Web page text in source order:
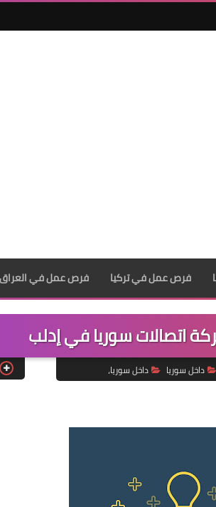
فرص عمل في تركيا فرص عمل في العراق
سوريا في إدلب
داخل سوريا داخل سوريا،